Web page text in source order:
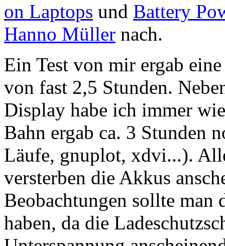
on Laptops und Battery
Hanno Müller nach.
Ein Test von mir ergab
von fast 2,5 Stunden.
Display habe ich immer
Bahn ergab ca. 3 Stunden
Läufe, gnuplot, xdvi...).
versterben die Akkus
Beobachtungen sollte man
haben, da die